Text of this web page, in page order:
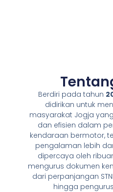
Berdiri pada tahun
didirikan untuk
masyarakat Jogja
dan efisien dalam
kendaraan bermotor,
pengalaman lebih
dipercaya oleh
mengurus dokumen
dari perpanjangan
hingga